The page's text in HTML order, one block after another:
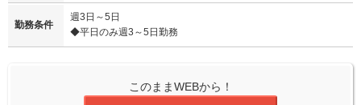
勤務条件
週3日～5日
◆平日のみ週3～5日勤務
このままWEBから！